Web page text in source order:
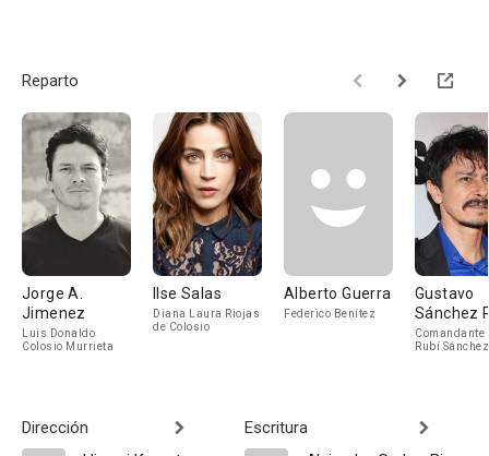
Reparto
Jorge A.
Jimenez
Luis Donaldo
Colosio Murrieta
Ilse Salas
Diana Laura Riojas
de Colosio
Alberto Guerra
Federico Benítez
Gustavo
Sánchez
Comandante
Rubí Sánchez
Dirección
Escritura